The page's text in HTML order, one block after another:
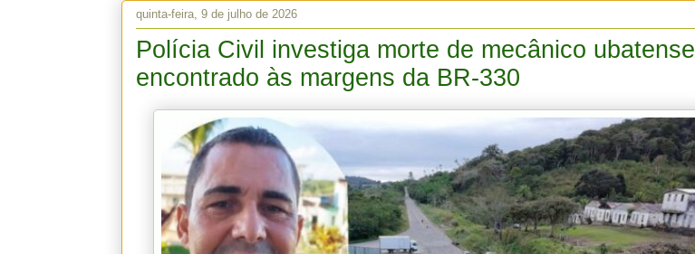
quinta-feira, 9 de julho de 2026
Polícia Civil investiga morte de mecânico ubatense
encontrado às margens da BR-330